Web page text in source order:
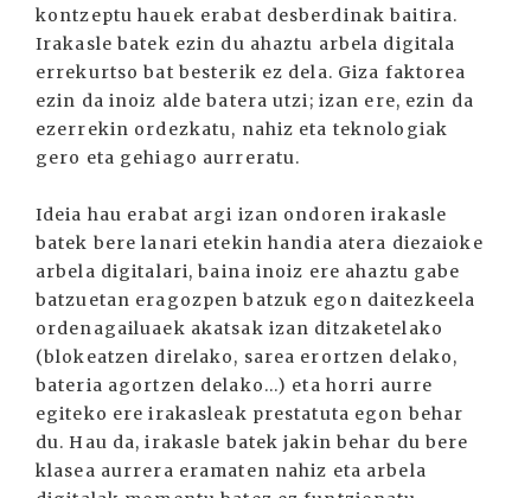
kontzeptu hauek erabat desberdinak baitira.
Irakasle batek ezin du ahaztu arbela digitala
errekurtso bat besterik ez dela. Giza faktorea
ezin da inoiz alde batera utzi; izan ere, ezin da
ezerrekin ordezkatu, nahiz eta teknologiak
gero eta gehiago aurreratu.
Ideia hau erabat argi izan ondoren irakasle
batek bere lanari etekin handia atera diezaioke
arbela digitalari, baina inoiz ere ahaztu gabe
batzuetan eragozpen batzuk egon daitezkeela
ordenagailuaek akatsak izan ditzaketelako
(blokeatzen direlako, sarea erortzen delako,
bateria agortzen delako...) eta horri aurre
egiteko ere irakasleak prestatuta egon behar
du. Hau da, irakasle batek jakin behar du bere
klasea aurrera eramaten nahiz eta arbela